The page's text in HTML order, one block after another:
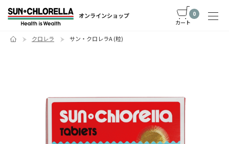
オンラインショップ
0
カート
クロレラ サン・クロレラA (粒)